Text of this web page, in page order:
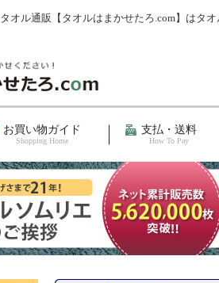
タオル通販【タオルはまかせたろ.com】はタ
お買い物ガイド
Shopping Home
支払・送料
How To Pay